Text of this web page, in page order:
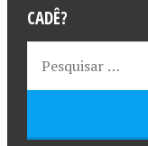
CADÊ?